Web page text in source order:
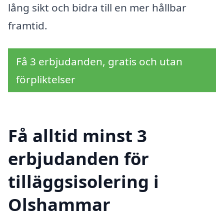
lång sikt och bidra till en mer hållbar
framtid.
Få 3 erbjudanden, gratis och utan
förpliktelser
Få alltid minst 3
erbjudanden för
tilläggsisolering i
Olshammar